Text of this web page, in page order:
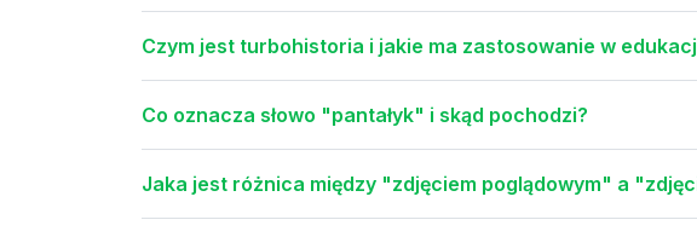
Czym jest turbohistoria i jakie ma zastosowanie w
Co oznacza słowo "pantałyk" i skąd pochodzi?
Jaka jest różnica między "zdjęciem poglądowym" a